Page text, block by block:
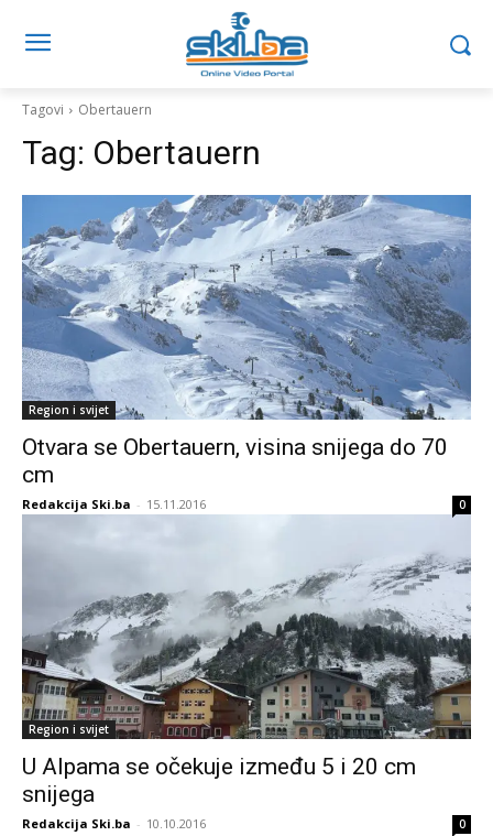
Tagovi Obertauern
Tag: Obertauern
Region i svijet
Otvara se Obertauern, visina snijega do 70
cm
Redakcija Ski.ba - 15.11.2016 0
Region i svijet
U Alpama se očekuje između 5 i 20 cm
snijega
Redakcija Ski.ba - 10.10.2016 0